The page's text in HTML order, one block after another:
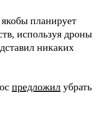
планирует
используя дроны
никаких
предложил убрать